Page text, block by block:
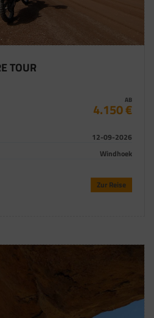
TOUR
AB
4.150 €
12-09-2026
Windhoek
Zur Reise